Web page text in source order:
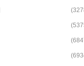
(
(
(
(